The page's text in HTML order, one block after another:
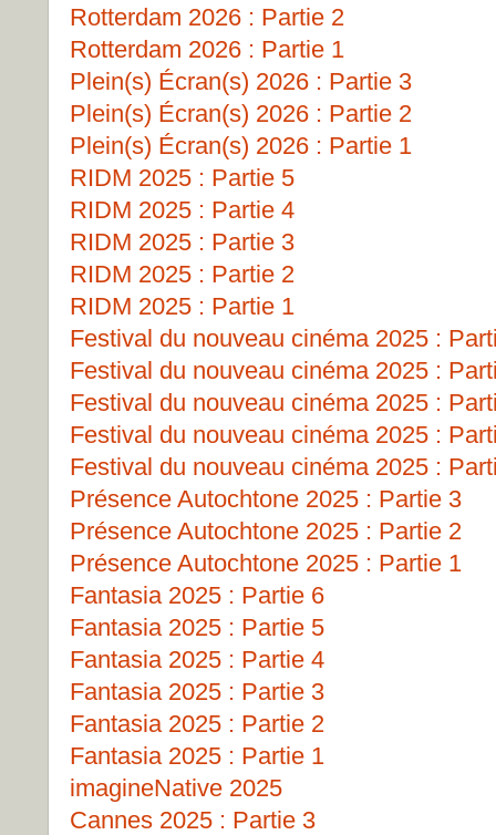
Rotterdam 2026 : Partie 2
Rotterdam 2026 : Partie 1
Plein(s) Écran(s) 2026 : Partie 3
Plein(s) Écran(s) 2026 : Partie 2
Plein(s) Écran(s) 2026 : Partie 1
RIDM 2025 : Partie 5
RIDM 2025 : Partie 4
RIDM 2025 : Partie 3
RIDM 2025 : Partie 2
RIDM 2025 : Partie 1
Festival du nouveau cinéma 2025 :
Festival du nouveau cinéma 2025 :
Festival du nouveau cinéma 2025 :
Festival du nouveau cinéma 2025 :
Festival du nouveau cinéma 2025 :
Présence Autochtone 2025 : Partie 3
Présence Autochtone 2025 : Partie 2
Présence Autochtone 2025 : Partie 1
Fantasia 2025 : Partie 6
Fantasia 2025 : Partie 5
Fantasia 2025 : Partie 4
Fantasia 2025 : Partie 3
Fantasia 2025 : Partie 2
Fantasia 2025 : Partie 1
imagineNative 2025
Cannes 2025 : Partie 3